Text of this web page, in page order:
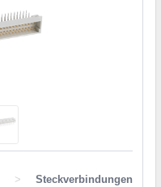
>
Steckverbindungen